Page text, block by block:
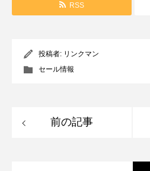
RSS
投稿者: リンクマン
セール情報
前の記事